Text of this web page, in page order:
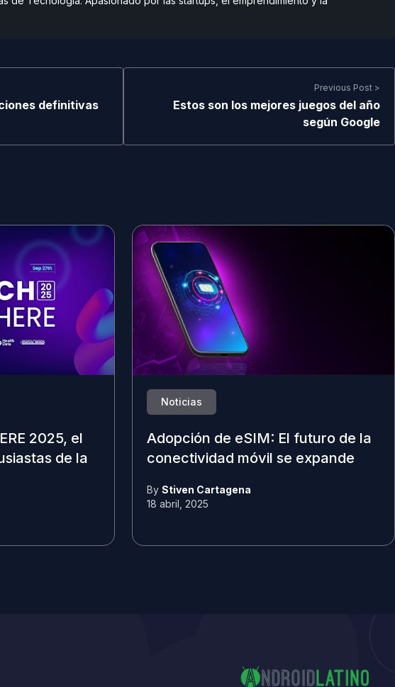
definitivas
Previous Post >
Estos son los mejores juegos del año
según Google
2025, el
de la
Noticias
Adopción de eSIM: El futuro de la
conectividad móvil se expande
By Stiven Cartagena
18 abril, 2025